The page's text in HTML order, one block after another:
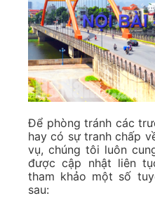
Để phòng tránh các
hay có sự tranh chấp
vụ, chúng tôi luôn
được cập nhật liên
tham khảo một số
sau: